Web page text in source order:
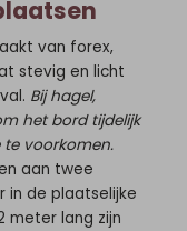
van forex,
stevig en licht
Bij hagel,
het bord tijdelijk
voorkomen.
aan twee
in de plaatselijke
meter lang zijn